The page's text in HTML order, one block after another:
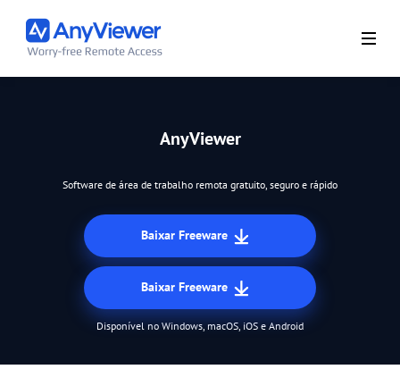
AnyViewer
Software de área de trabalho remota gratuito, seguro e rápido
Baixar Freeware
Baixar Freeware
Disponível no Windows, macOS, iOS e Android